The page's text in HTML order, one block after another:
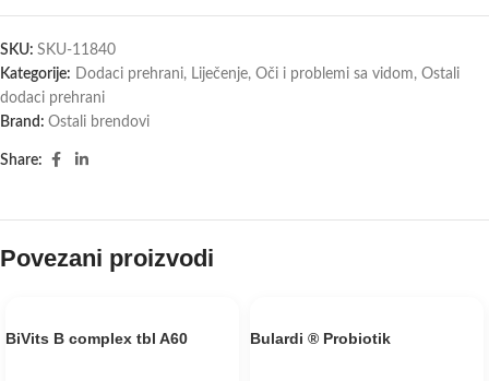
SKU: SKU-11840
Kategorije: Dodaci prehrani, Liječenje, Oči i problemi sa vidom, Ostali
dodaci prehrani
Brand: Ostali brendovi
Share:
Povezani proizvodi
BiVits B complex tbl A60 Bulardi ® Probiotik